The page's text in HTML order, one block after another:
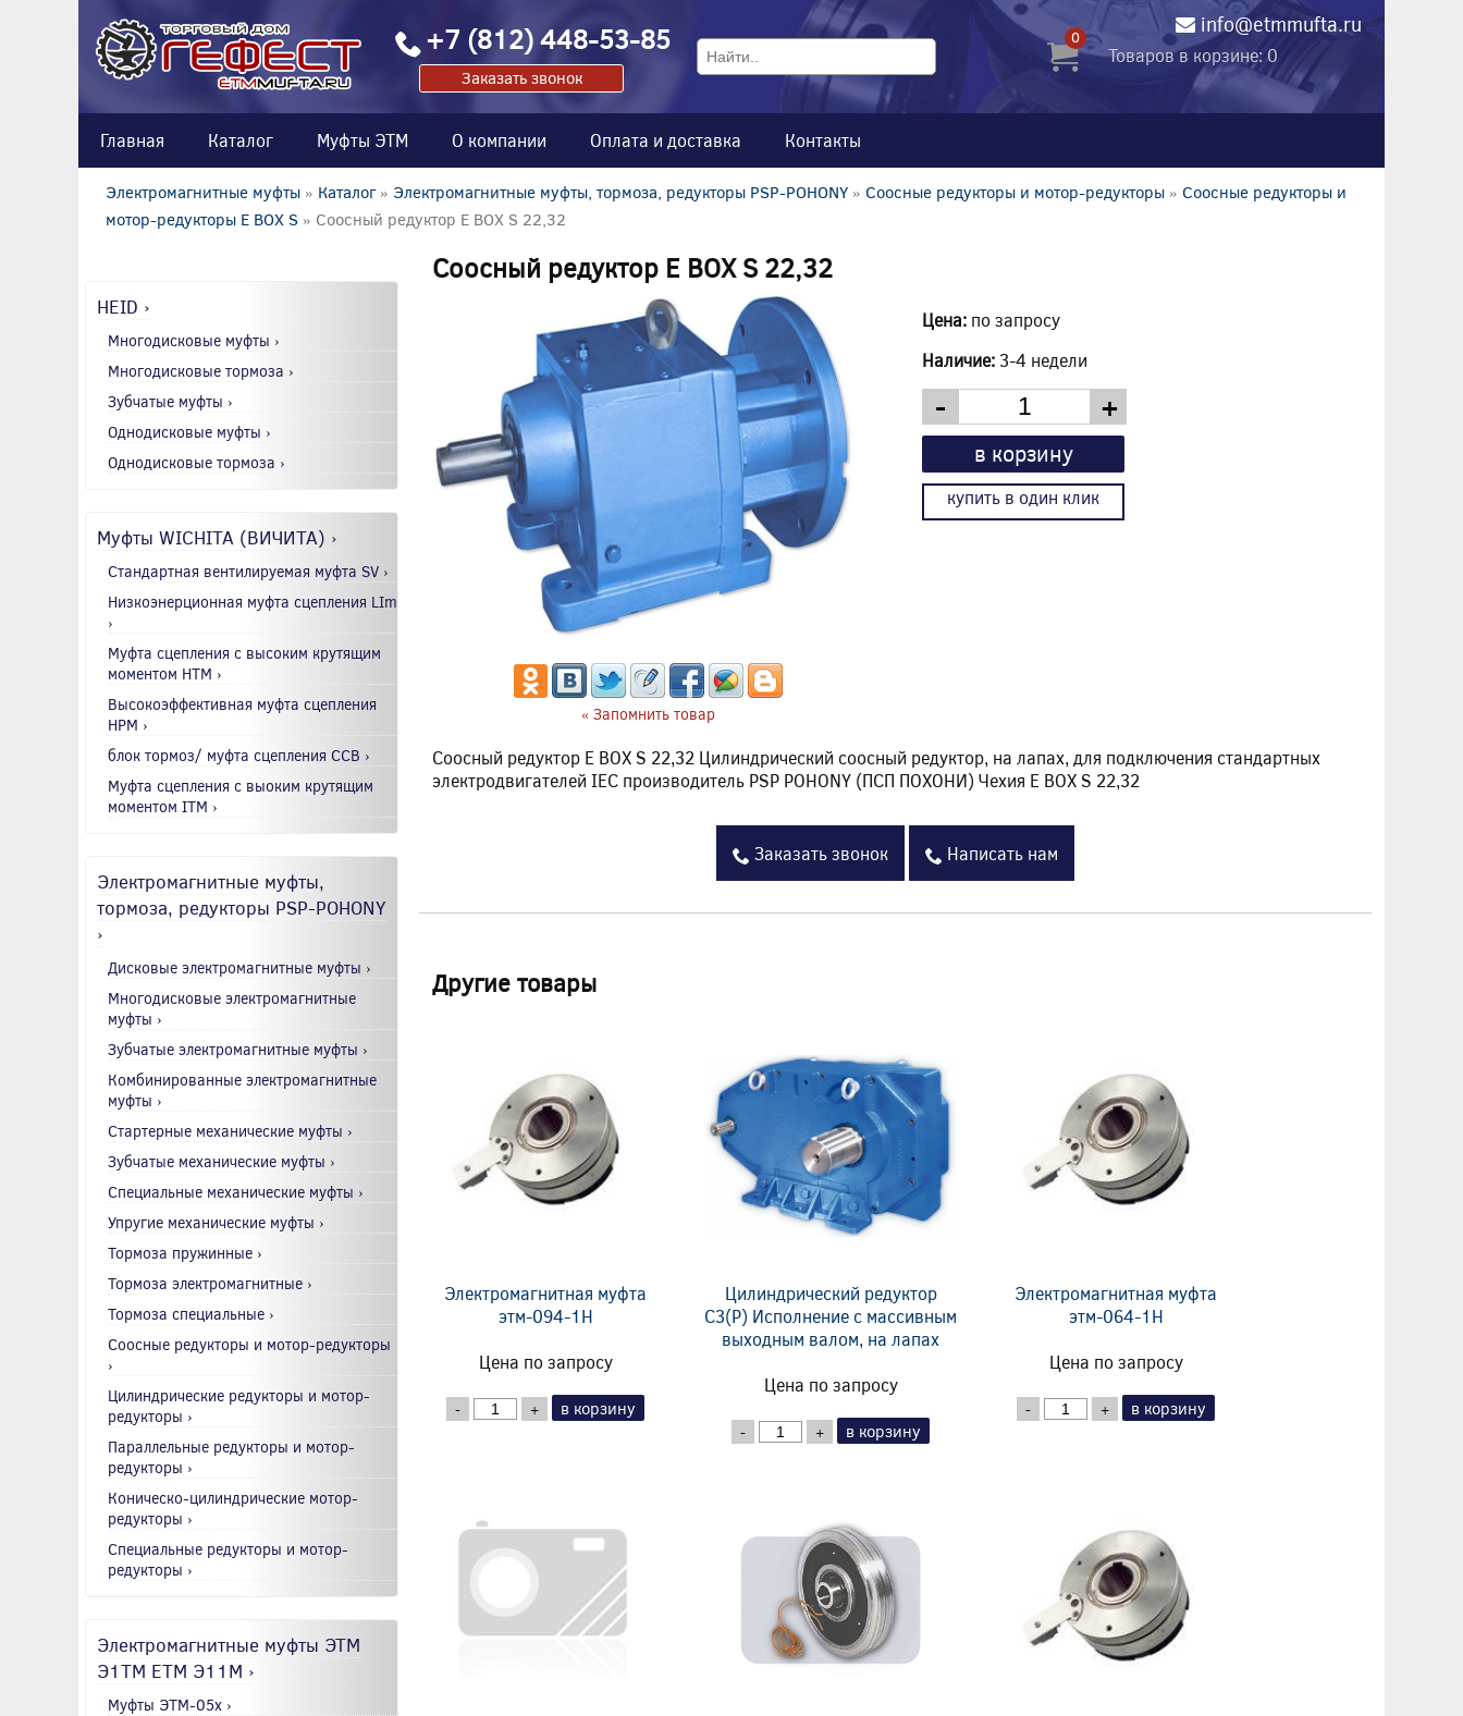
info@etmmufta.ru
+7 (812) 448-53-85
Заказать звонок
0
Товаров в корзине: 0
Главная Каталог Муфты ЭТМ О компании Оплата и доставка Контакты
Электромагнитные муфты » Каталог» Электромагнитные муфты, тормоза, редукторы PSP-POHONY » Соосные редукторы и мотор-редукторы » Соосные редукторы и
мотор-редукторы E BOX S » Соосный редуктор E BOX S 22,32
HEID ›
Многодисковые муфты ›
Многодисковые тормоза ›
Зубчатые муфты ›
Однодисковые муфты ›
Однодисковые тормоза ›
Муфты WICHITA (ВИЧИТА) ›
Стандартная вентилируемая муфта SV ›
Низкоэнерционная муфта сцепления LIm
›
Муфта сцепления с высоким крутящим
моментом HTM ›
Высокоэффективная муфта сцепления
HPM ›
блок тормоз/ муфта сцепления CCB ›
Муфта сцепления с выоким крутящим
моментом ITM ›
Электромагнитные муфты,
тормоза, редукторы PSP-POHONY
›
Дисковые электромагнитные муфты ›
Многодисковые электромагнитные
муфты ›
Зубчатые электромагнитные муфты ›
Комбинированные электромагнитные
муфты ›
Стартерные механические муфты ›
Зубчатые механические муфты ›
Специальные механические муфты ›
Упругие механические муфты ›
Тормоза пружинные ›
Тормоза электромагнитные ›
Тормоза специальные ›
Соосные редукторы и мотор-редукторы
›
Цилиндрические редукторы и мотор-
редукторы ›
Параллельные редукторы и мотор-
редукторы ›
Коническо-цилиндрические мотор-
редукторы ›
Специальные редукторы и мотор-
редукторы ›
Электромагнитные муфты ЭТМ
Э1ТМ ETM Э11М ›
Муфты ЭТМ-05x ›
Соосный редуктор E BOX S 22,32
« Запомнить товар
Цена: по запросу
Наличие: 3-4 недели
- +
в корзину
купить в один клик
Соосный редуктор E BOX S 22,32 Цилиндрический соосный редуктор, на лапах, для подключения стандартных
электродвигателей IEC производитель PSP POHONY (ПСП ПОХОНИ) Чехия E BOX S 22,32
Заказать звонок Написать нам
Другие товары
Электромагнитная муфта
этм-094-1Н
Цена по запросу
- + в корзину
Цилиндрический редуктор
C3(P) Исполнение с массивным
выходным валом, на лапах
Цена по запросу
- + в корзину
Электромагнитная муфта
этм-064-1Н
Цена по запросу
- + в корзину